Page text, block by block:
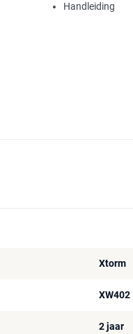
Handleiding
Xtorm
XW402
2 jaar